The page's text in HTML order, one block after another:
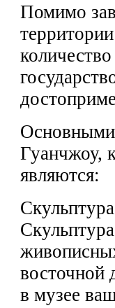
Помимо
Основными
Гуанчжоу,
являются:
восточной
в музее